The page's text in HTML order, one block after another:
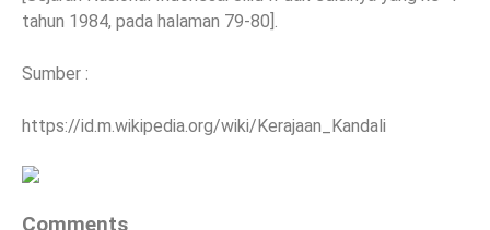
tahun 1984, pada halaman 79-80].
Sumber :
https://id.m.wikipedia.org/wiki/Kerajaan_Kandali
Comments